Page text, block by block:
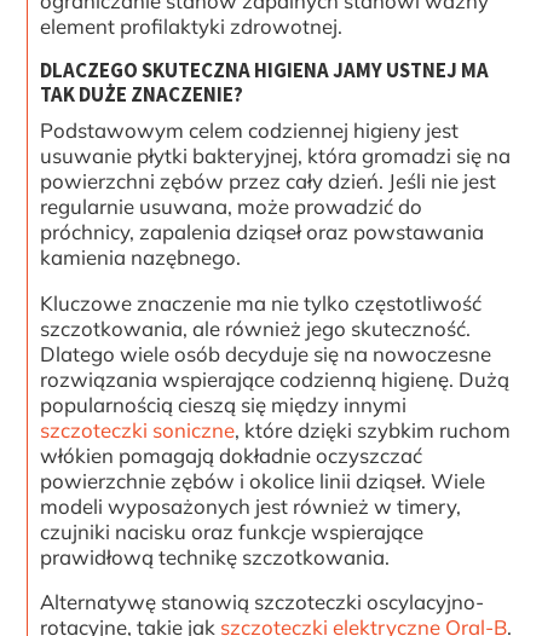
element profilaktyki zdrowotnej.
DLACZEGO SKUTECZNA HIGIENA JAMY USTNEJ MA
TAK DUŻE ZNACZENIE?
Podstawowym celem codziennej higieny jest
usuwanie płytki bakteryjnej, która gromadzi się na
powierzchni zębów przez cały dzień. Jeśli nie jest
regularnie usuwana, może prowadzić do
próchnicy, zapalenia dziąseł oraz powstawania
kamienia nazębnego.
Kluczowe znaczenie ma nie tylko częstotliwość
szczotkowania, ale również jego skuteczność.
Dlatego wiele osób decyduje się na nowoczesne
rozwiązania wspierające codzienną higienę. Dużą
popularnością cieszą się między innymi
szczoteczki soniczne, które dzięki szybkim ruchom
włókien pomagają dokładnie oczyszczać
powierzchnie zębów i okolice linii dziąseł. Wiele
modeli wyposażonych jest również w timery,
czujniki nacisku oraz funkcje wspierające
prawidłową technikę szczotkowania.
Alternatywę stanowią szczoteczki oscylacyjno-
rotacyjne, takie jak szczoteczki elektryczne Oral-B.